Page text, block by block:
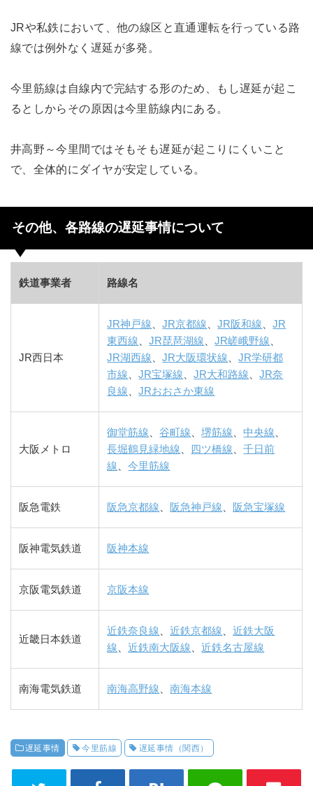
JRや私鉄において、他の線区と直通運転を行っている路
線では例外なく遅延が多発。
今里筋線は自線内で完結する形のため、もし遅延が起こ
るとしからその原因は今里筋線内にある。
井高野～今里間ではそもそも遅延が起こりにくいこと
で、全体的にダイヤが安定している。
その他、各路線の遅延事情について
鉄道事業者 路線名
JR西日本
JR神戸線、JR京都線、JR阪和線、JR
東西線、JR琵琶湖線、JR嵯峨野線、
JR湖西線、JR大阪環状線、JR学研都
市線、JR宝塚線、JR大和路線、JR奈
良線、JRおおさか東線
大阪メトロ
御堂筋線、谷町線、堺筋線、中央線、
長堀鶴見緑地線、 四ツ橋線、千日前
線、今里筋線
阪急電鉄 阪急京都線、 阪急神戸線、 阪急宝塚線
阪神電気鉄道 阪神本線
京阪電気鉄道 京阪本線
近畿日本鉄道
近鉄奈良線、近鉄京都線、近鉄大阪
線、近鉄南大阪線、近鉄名古屋線
南海電気鉄道 南海高野線、南海本線
遅延事情 今里筋線 遅延事情（関西）